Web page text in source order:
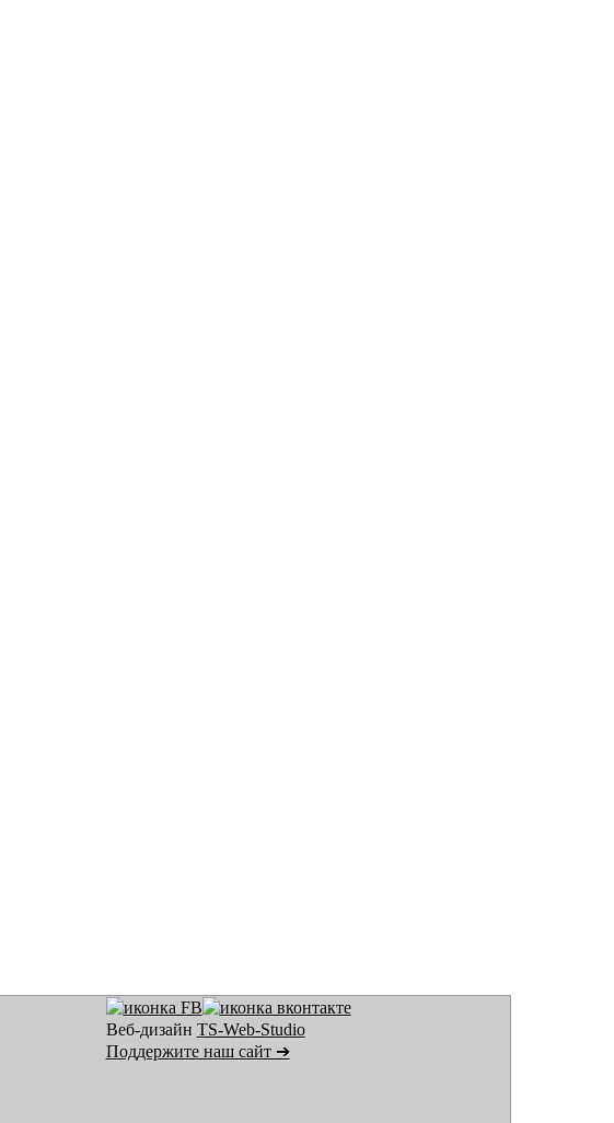
Веб-дизайн TS-Web-Studio
Поддержите наш сайт ➔